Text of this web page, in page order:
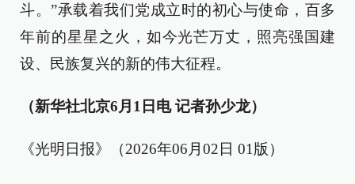
斗。”承载着我们党成立时的初心与使命，百多
年前的星星之火，如今光芒万丈，照亮强国建
设、民族复兴的新的伟大征程。
（新华社北京6月1日电 记者孙少龙）
《光明日报》（2026年06月02日 01版）